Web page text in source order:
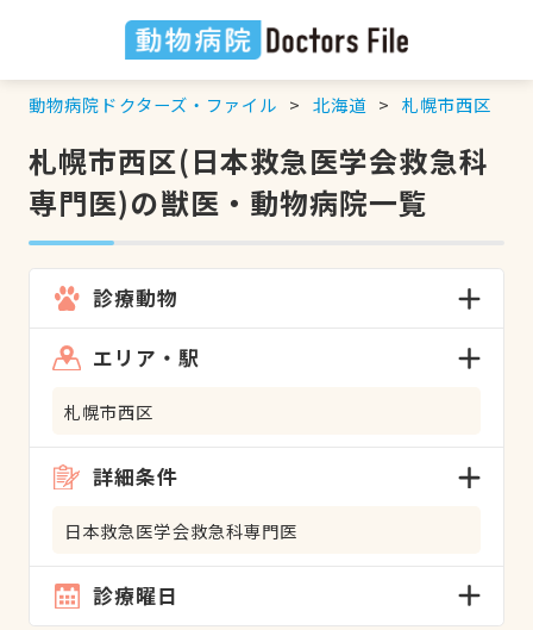
動物病院ドクターズ・ファイル 北海道 札幌市西区
札幌市西区(日本救急医学会救急科
専門医)の獣医・動物病院一覧
診療動物
エリア・駅
札幌市西区
詳細条件
日本救急医学会救急科専門医
診療曜日